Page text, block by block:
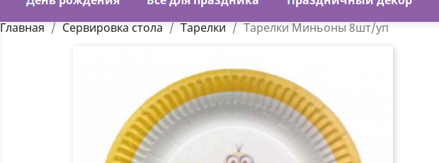
Главная Сервировка стола Тарелки Тарелки Миньоны 8шт/уп